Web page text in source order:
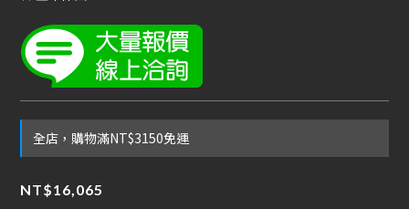
全店，購物滿NT$3150免運
NT$16,065